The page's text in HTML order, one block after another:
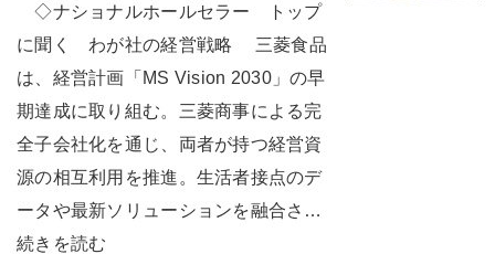
◇ナショナルホールセラー トップ
に聞く わが社の経営戦略 三菱食品
は、経営計画「MS Vision 2030」の早
期達成に取り組む。三菱商事による完
全子会社化を通じ、両者が持つ経営資
源の相互利用を推進。生活者接点のデ
ータや最新ソリューションを融合さ…
続きを読む